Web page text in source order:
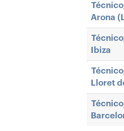
Arona
Ibiza
Lloret